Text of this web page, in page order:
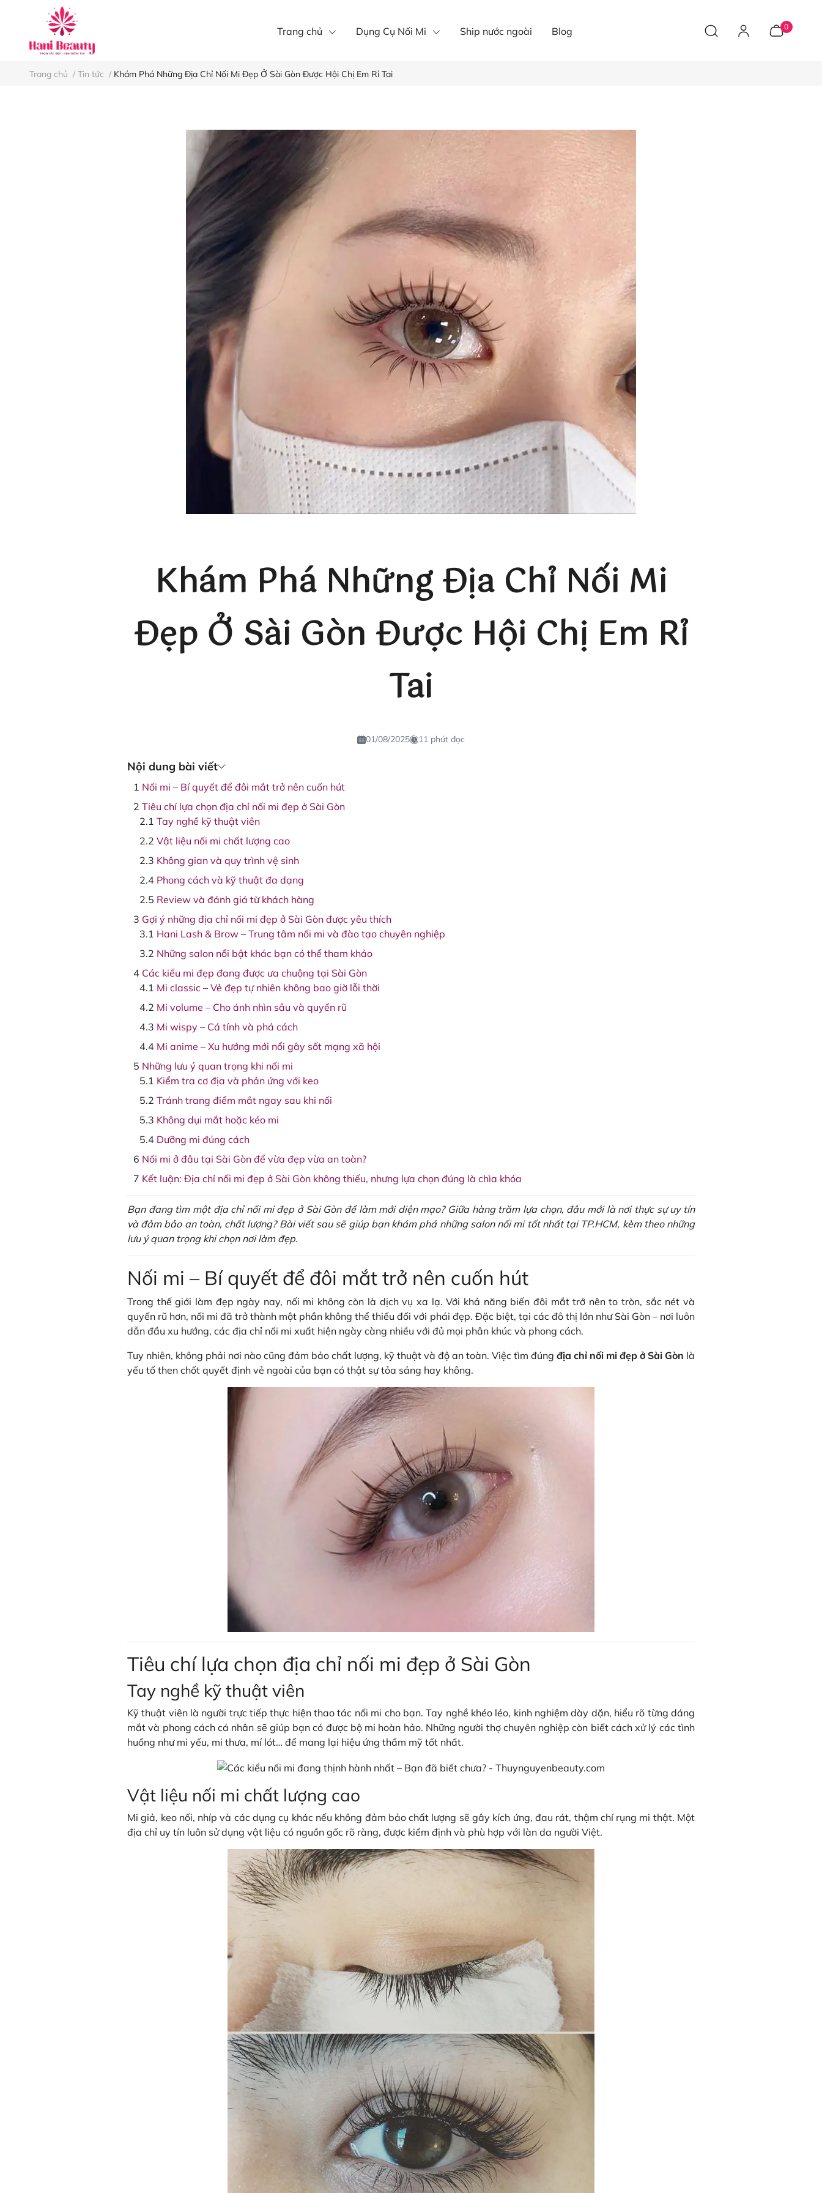
Trang chủ Dụng Cụ Nối Mi Ship nước ngoài Blog 0
Trang chủ / Tin tức / Khám Phá Những Địa Chỉ Nối Mi Đẹp Ở Sài Gòn Được Hội Chị Em Rỉ Tai
Khám Phá Những Địa Chỉ Nối Mi
Đẹp Ở Sài Gòn Được Hội Chị Em Rỉ
Tai
01/08/2025 11 phút đọc
Nội dung bài viết
Nối mi – Bí quyết để đôi mắt trở nên cuốn hút
Tiêu chí lựa chọn địa chỉ nối mi đẹp ở Sài Gòn
Tay nghề kỹ thuật viên
Vật liệu nối mi chất lượng cao
Không gian và quy trình vệ sinh
Phong cách và kỹ thuật đa dạng
Review và đánh giá từ khách hàng
Gợi ý những địa chỉ nối mi đẹp ở Sài Gòn được yêu thích
Hani Lash & Brow – Trung tâm nối mi và đào tạo chuyên nghiệp
Những salon nổi bật khác bạn có thể tham khảo
Các kiểu mi đẹp đang được ưa chuộng tại Sài Gòn
Mi classic – Vẻ đẹp tự nhiên không bao giờ lỗi thời
Mi volume – Cho ánh nhìn sâu và quyến rũ
Mi wispy – Cá tính và phá cách
Mi anime – Xu hướng mới nổi gây sốt mạng xã hội
Những lưu ý quan trọng khi nối mi
Kiểm tra cơ địa và phản ứng với keo
Tránh trang điểm mắt ngay sau khi nối
Không dụi mắt hoặc kéo mi
Dưỡng mi đúng cách
Nối mi ở đâu tại Sài Gòn để vừa đẹp vừa an toàn?
Kết luận: Địa chỉ nối mi đẹp ở Sài Gòn không thiếu, nhưng lựa chọn đúng là chìa khóa
Bạn đang tìm một địa chỉ nối mi đẹp ở Sài Gòn để làm mới diện mạo? Giữa hàng trăm lựa chọn, đâu mới là nơi thực sự uy tín
và đảm bảo an toàn, chất lượng? Bài viết sau sẽ giúp bạn khám phá những salon nối mi tốt nhất tại TP.HCM, kèm theo những
lưu ý quan trọng khi chọn nơi làm đẹp.
Nối mi – Bí quyết để đôi mắt trở nên cuốn hút
Trong thế giới làm đẹp ngày nay, nối mi không còn là dịch vụ xa lạ. Với khả năng biến đôi mắt trở nên to tròn, sắc nét và
quyến rũ hơn, nối mi đã trở thành một phần không thể thiếu đối với phái đẹp. Đặc biệt, tại các đô thị lớn như Sài Gòn – nơi luôn
dẫn đầu xu hướng, các địa chỉ nối mi xuất hiện ngày càng nhiều với đủ mọi phân khúc và phong cách.
Tuy nhiên, không phải nơi nào cũng đảm bảo chất lượng, kỹ thuật và độ an toàn. Việc tìm đúng địa chỉ nối mi đẹp ở Sài Gòn là
yếu tố then chốt quyết định vẻ ngoài của bạn có thật sự tỏa sáng hay không.
Tiêu chí lựa chọn địa chỉ nối mi đẹp ở Sài Gòn
Tay nghề kỹ thuật viên
Kỹ thuật viên là người trực tiếp thực hiện thao tác nối mi cho bạn. Tay nghề khéo léo, kinh nghiệm dày dặn, hiểu rõ từng dáng
mắt và phong cách cá nhân sẽ giúp bạn có được bộ mi hoàn hảo. Những người thợ chuyên nghiệp còn biết cách xử lý các tình
huống như mi yếu, mi thưa, mí lót… để mang lại hiệu ứng thẩm mỹ tốt nhất.
Vật liệu nối mi chất lượng cao
Mi giả, keo nối, nhíp và các dụng cụ khác nếu không đảm bảo chất lượng sẽ gây kích ứng, đau rát, thậm chí rụng mi thật. Một
địa chỉ uy tín luôn sử dụng vật liệu có nguồn gốc rõ ràng, được kiểm định và phù hợp với làn da người Việt.